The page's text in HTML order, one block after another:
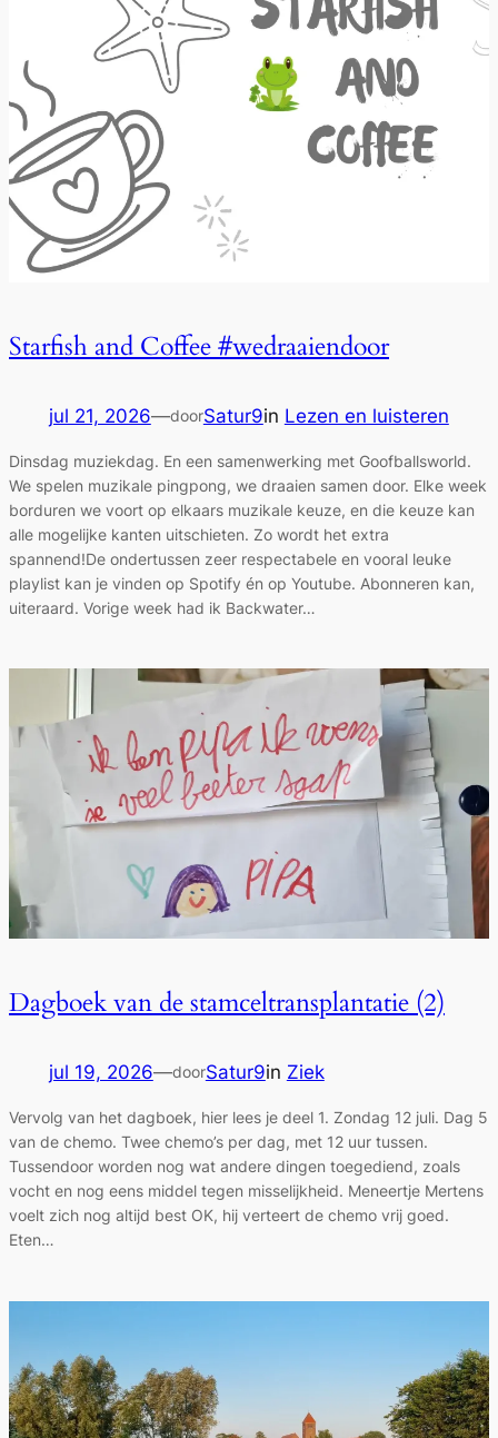
Starfish and Coffee #wedraaiendoor
jul 21, 2026—doorSatur9in Lezen en luisteren
Dinsdag muziekdag. En een samenwerking met Goofballsworld.
We spelen muzikale pingpong, we draaien samen door. Elke week
borduren we voort op elkaars muzikale keuze, en die keuze kan
alle mogelijke kanten uitschieten. Zo wordt het extra
spannend!De ondertussen zeer respectabele en vooral leuke
playlist kan je vinden op Spotify én op Youtube. Abonneren kan,
uiteraard. Vorige week had ik Backwater…
Dagboek van de stamceltransplantatie (2)
jul 19, 2026—doorSatur9in Ziek
Vervolg van het dagboek, hier lees je deel 1. Zondag 12 juli. Dag 5
van de chemo. Twee chemo’s per dag, met 12 uur tussen.
Tussendoor worden nog wat andere dingen toegediend, zoals
vocht en nog eens middel tegen misselijkheid. Meneertje Mertens
voelt zich nog altijd best OK, hij verteert de chemo vrij goed.
Eten…